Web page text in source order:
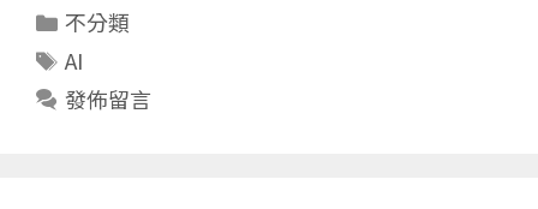
分
類
不分類
標
籤
AI
發佈留言